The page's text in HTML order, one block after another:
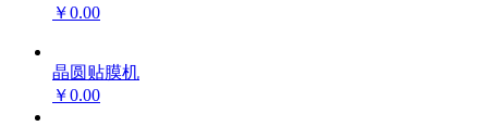
￥0.00
晶圆贴膜机
￥0.00